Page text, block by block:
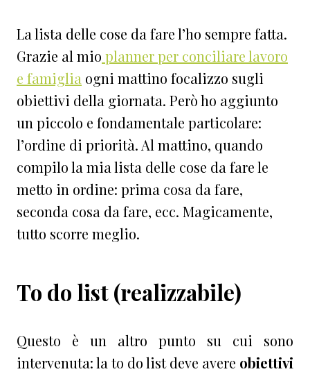
La lista delle cose da fare l’ho sempre fatta.
Grazie al mio planner per conciliare lavoro
e famiglia ogni mattino focalizzo sugli
obiettivi della giornata. Però ho aggiunto
un piccolo e fondamentale particolare:
l’ordine di priorità. Al mattino, quando
compilo la mia lista delle cose da fare le
metto in ordine: prima cosa da fare,
seconda cosa da fare, ecc. Magicamente,
tutto scorre meglio.
To do list (realizzabile)
Questo è un altro punto su cui sono
intervenuta: la to do list deve avere obiettivi